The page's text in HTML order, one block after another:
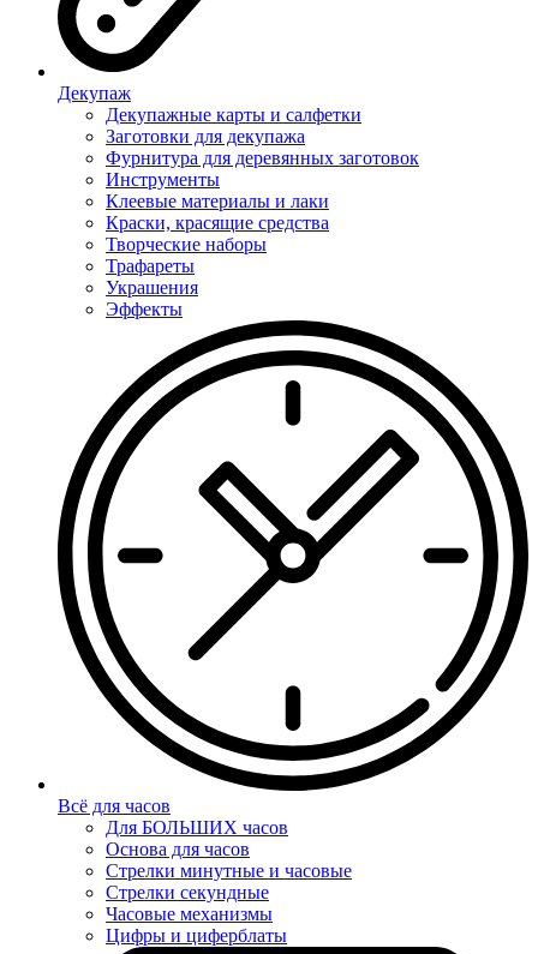
Декупаж
Декупажные карты и салфетки
Заготовки для декупажа
Фурнитура для деревянных заготовок
Инструменты
Клеевые материалы и лаки
Краски, красящие средства
Творческие наборы
Трафареты
Украшения
Эффекты
Всё для часов
Для БОЛЬШИХ часов
Основа для часов
Стрелки минутные и часовые
Стрелки секундные
Часовые механизмы
Цифры и циферблаты